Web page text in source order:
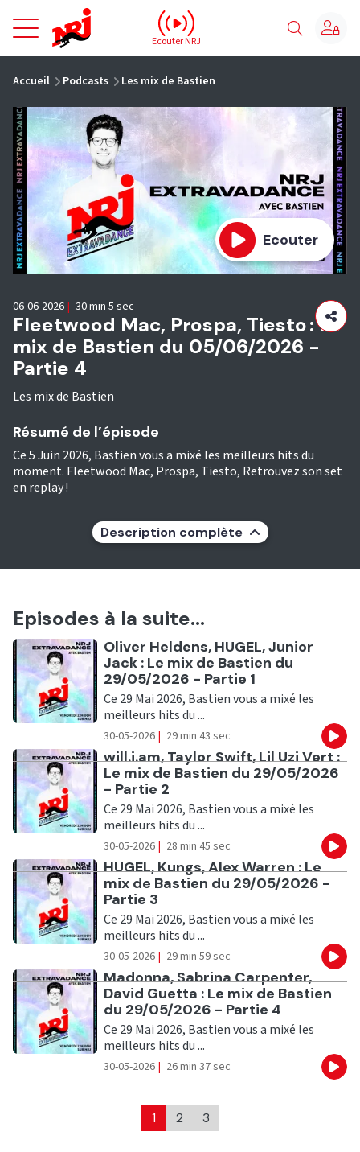
NRJ - Accueil
Ecouter NRJ
Accueil Podcasts Les mix de Bastien
Ecouter
Fleetwood Mac, Prospa, Tiesto : Le
mix de Bastien du 05/06/2026 -
Partie 4
Les mix de Bastien
06-06-2026 | 30 min 5 sec
Résumé de l’épisode
Ce 5 Juin 2026, Bastien vous a mixé les meilleurs hits du
moment. Fleetwood Mac, Prospa, Tiesto, Retrouvez son set
en replay !
Description complète
Episodes à la suite...
Ecouter
Oliver Heldens, HUGEL, Junior
Jack : Le mix de Bastien du
29/05/2026 - Partie 1
Ce 29 Mai 2026, Bastien vous a mixé les
meilleurs hits du ...
30-05-2026 | 29 min 43 sec
Ecouter
will.i.am, Taylor Swift, Lil Uzi Vert :
Le mix de Bastien du 29/05/2026
- Partie 2
Ce 29 Mai 2026, Bastien vous a mixé les
meilleurs hits du ...
30-05-2026 | 28 min 45 sec
Ecouter
HUGEL, Kungs, Alex Warren : Le
mix de Bastien du 29/05/2026 -
Partie 3
Ce 29 Mai 2026, Bastien vous a mixé les
meilleurs hits du ...
30-05-2026 | 29 min 59 sec
Ecouter
Madonna, Sabrina Carpenter,
David Guetta : Le mix de Bastien
du 29/05/2026 - Partie 4
Ce 29 Mai 2026, Bastien vous a mixé les
meilleurs hits du ...
30-05-2026 | 26 min 37 sec
1 2 3